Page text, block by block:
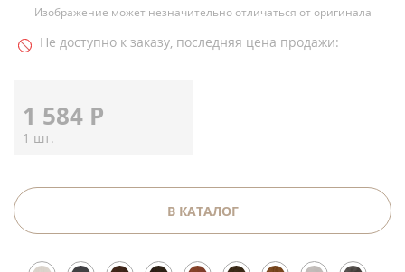
Изображение может незначительно отличаться от оригинала
Не доступно к заказу, последняя цена продажи:
1 584 Р
1 шт.
В КАТАЛОГ